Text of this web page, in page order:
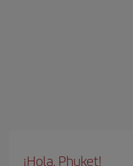
¡Hola, Phuket!